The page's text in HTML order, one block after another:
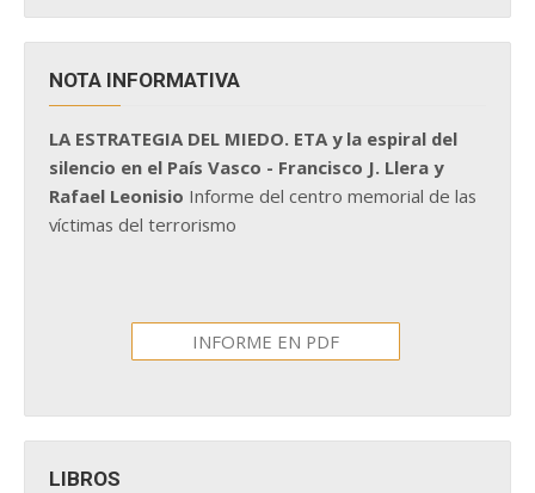
NOTA INFORMATIVA
LA ESTRATEGIA DEL MIEDO. ETA y la espiral del
silencio en el País Vasco - Francisco J. Llera y
Rafael Leonisio Informe del centro memorial de las
víctimas del terrorismo
INFORME EN PDF
LIBROS